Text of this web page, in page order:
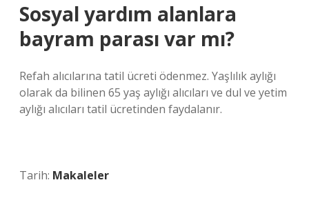
Sosyal yardım alanlara
bayram parası var mı?
Refah alıcılarına tatil ücreti ödenmez. Yaşlılık aylığı
olarak da bilinen 65 yaş aylığı alıcıları ve dul ve yetim
aylığı alıcıları tatil ücretinden faydalanır.
Tarih: Makaleler